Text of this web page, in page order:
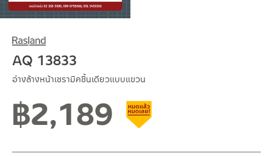
AQ 13833
อ่างล้างหน้าเซรามิคชิ้นเดียวแบบแขวน
฿2,189